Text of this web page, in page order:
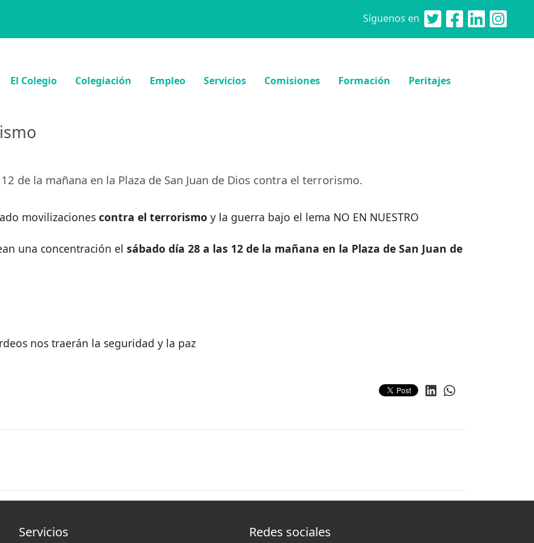
Síguenos en
El Colegio Colegiación Empleo Servicios Comisiones Formación Peritajes
de la mañana en la Plaza de San Juan de Dios contra el terrorismo.
movilizaciones contra el terrorismo y la guerra bajo el lema NO EN NUESTRO
una concentración el sábado día 28 a las 12 de la mañana en la Plaza de San Juan de
nos traerán la seguridad y la paz
Servicios Redes sociales